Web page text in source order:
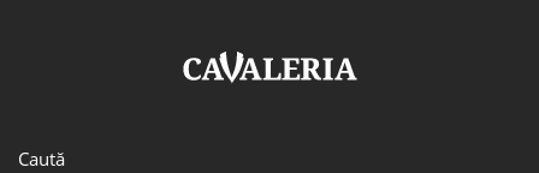
Caută